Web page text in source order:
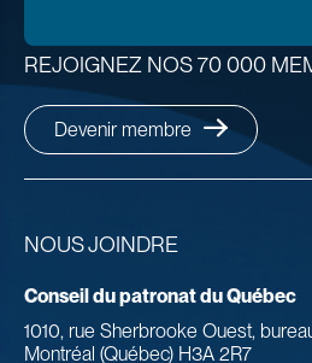
NOUS JOINDRE
Conseil du patronat du Québec
1010, rue Sherbrooke Ouest,
Montréal (Québec) H3A 2R7
REJOIGNEZ NOS 70 000
Devenir membre